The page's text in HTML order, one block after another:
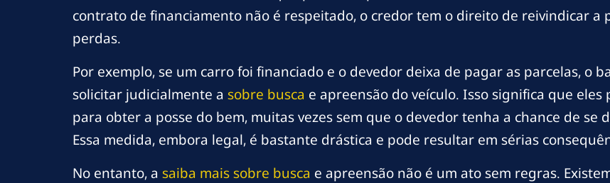
contrato de financiamento não é respeitado, o credor tem o direito de reivindicar a
perdas.
Por exemplo, se um carro foi financiado e o devedor deixa de pagar as parcelas, o
solicitar judicialmente a sobre busca e apreensão do veículo. Isso significa que
para obter a posse do bem, muitas vezes sem que o devedor tenha a chance de se
Essa medida, embora legal, é bastante drástica e pode resultar em sérias
No entanto, a saiba mais sobre busca e apreensão não é um ato sem regras.